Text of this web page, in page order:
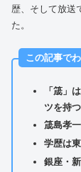
歴、そして放送
た。
この記事で
「筬」
ツを持
筬島孝
学歴は
銀座・